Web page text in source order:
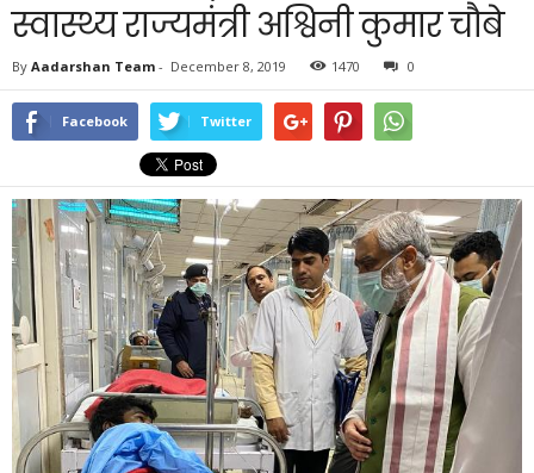
स्वास्थ्य राज्यमंत्री अश्विनी कुमार चौबे
By Aadarshan Team - December 8, 2019 1470 0
Facebook Twitter